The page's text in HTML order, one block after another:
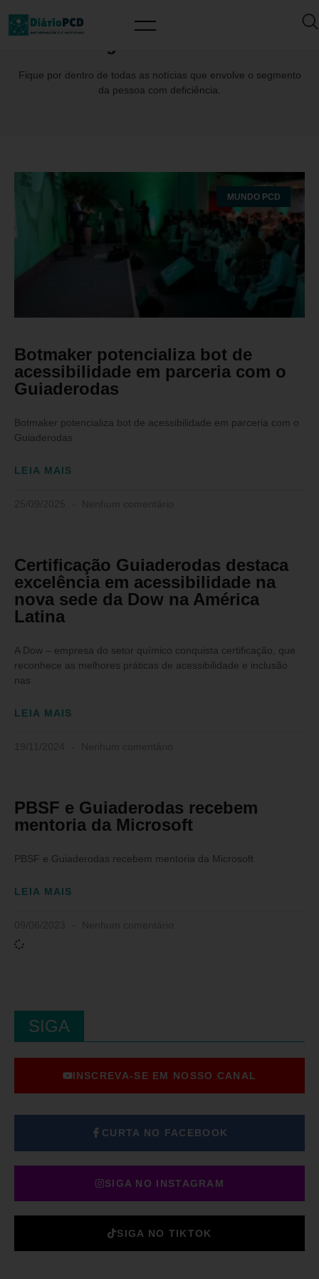
Fique por dentro de todas as notícias que envolve o segmento
da pessoa com deficiência.
MUNDO PCD
Botmaker potencializa bot de
acessibilidade em parceria com o
Guiaderodas
Botmaker potencializa bot de acessibilidade em parceria com o
Guiaderodas
LEIA MAIS
Certificação Guiaderodas destaca
excelência em acessibilidade na
nova sede da Dow na América
Latina
A Dow – empresa do setor químico conquista certificação, que
reconhece as melhores práticas de acessibilidade e inclusão
nas
LEIA MAIS
PBSF e Guiaderodas recebem
mentoria da Microsoft
PBSF e Guiaderodas recebem mentoria da Microsoft
LEIA MAIS
SIGA
INSCREVA-SE EM NOSSO CANAL
CURTA NO FACEBOOK
SIGA NO INSTAGRAM
SIGA NO TIKTOK